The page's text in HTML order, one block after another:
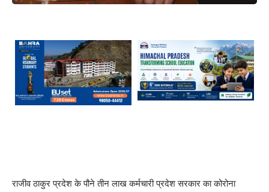
राजीव ठाकुर प्रदेश के पौने तीन लाख कर्मचारी प्रदेश सरकार का कोरोना